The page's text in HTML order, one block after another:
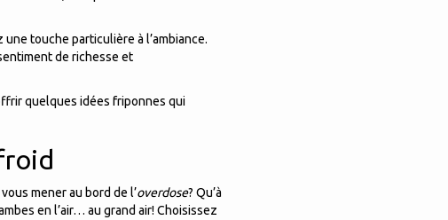
touche particulière à l’ambiance.
de richesse et
quelques idées friponnes qui
mener au bord de l’overdose? Qu’à
en l’air… au grand air! Choisissez